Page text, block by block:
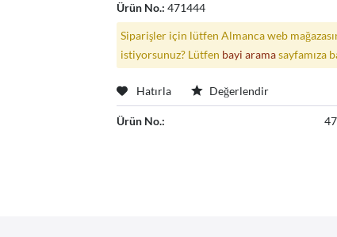
Ürün No.:471444
Siparişler için lütfen Almanca web
istiyorsunuz? Lütfen bayi aramasayfamıza
Hatırla Değerlendir
Ürün No.: